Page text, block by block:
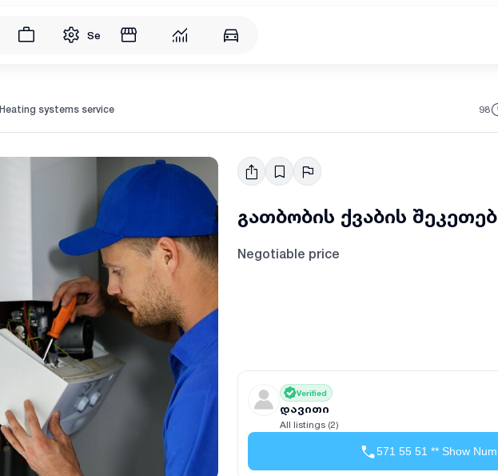
Service
Heating systems service 98
გათბობის ქვაბის
Negotiable price
Verified
დავითი
All listings (2)
571 55 51 ** Show